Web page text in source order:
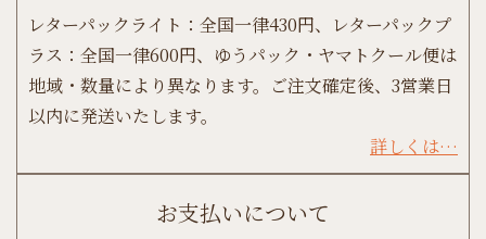
レターパックライト：全国一律430円、レターパックプ
ラス：全国一律600円、ゆうパック・ヤマトクール便は
地域・数量により異なります。ご注文確定後、3営業日
以内に発送いたします。
詳しくは…
お支払いについて